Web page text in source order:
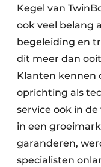
Kegel van
ook veel belang
begeleiding en
dit meer dan
Klanten kennen
oprichting als
service ook in
in een
garanderen,
specialisten